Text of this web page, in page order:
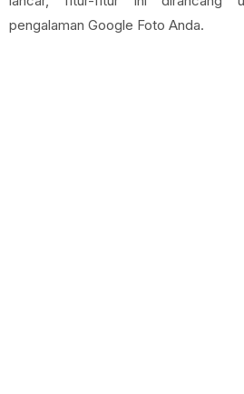
pengalaman Google Foto Anda.